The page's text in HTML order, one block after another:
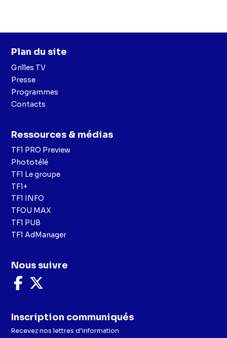
Plan du site
Grilles TV
Presse
Programmes
Contacts
Ressources & médias
TF1 PRO Preview
Phototélé
TF1 Le groupe
TF1+
TF1 INFO
TFOU MAX
TF1 PUB
TF1 AdManager
Nous suivre
Nous
suivre
Facebook
X
Inscription communiqués
Recevez nos lettres d’information